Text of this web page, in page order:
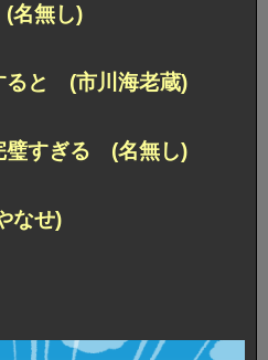
名無し)
ると (市川海老蔵)
璧すぎる (名無し)
なせ)